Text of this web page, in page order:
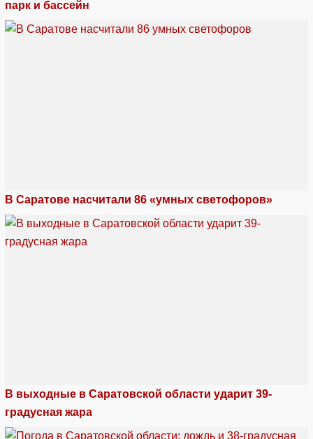
парк и бассейн
В Саратове насчитали 86 «умных светофоров»
В выходные в Саратовской области ударит 39-
градусная жара